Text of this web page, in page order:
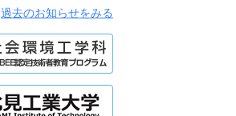
過去のお知らせをみる